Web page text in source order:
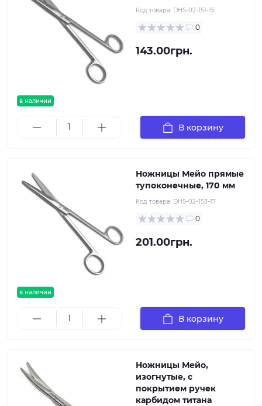
в наличии
Код товара: DHS-02-151-15
0
143.00грн.
В корзину
в наличии
Ножницы Мейо прямые
тупоконечные, 170 мм
Код товара: DHS-02-153-17
0
201.00грн.
В корзину
Ножницы Мейо,
изогнутые, с
покрытием ручек
карбидом титана